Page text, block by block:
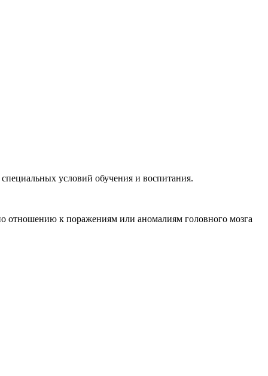
условий обучения и воспитания.
к поражениям или аномалиям головного мозга